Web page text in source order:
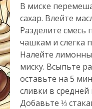
В миске
сахар. Влейте
Разделите
чашкам и слегка
Налейте
миску. Всыпьте
оставьте на 5
сливки в
Добавьте ⅓